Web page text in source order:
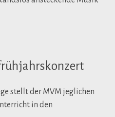
stellt der MVM jeglichen
in den